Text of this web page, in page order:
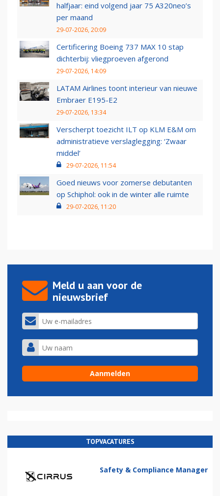
halfjaar: eind volgend jaar 75 A320neo’s
per maand
29-07-2026, 20:09
Certificering Boeing 737 MAX 10 stap
dichterbij: vliegproeven afgerond
29-07-2026, 14:09
LATAM Airlines toont interieur van nieuwe
Embraer E195-E2
29-07-2026, 13:34
Verscherpt toezicht ILT op KLM E&M om
administratieve verslaglegging: ‘Zwaar
middel’
29-07-2026, 11:54
Goed nieuws voor zomerse debutanten
op Schiphol: ook in de winter alle ruimte
29-07-2026, 11:20
Meld u aan voor de
nieuwsbrief
TOPVACATURES
Safety & Compliance Manager